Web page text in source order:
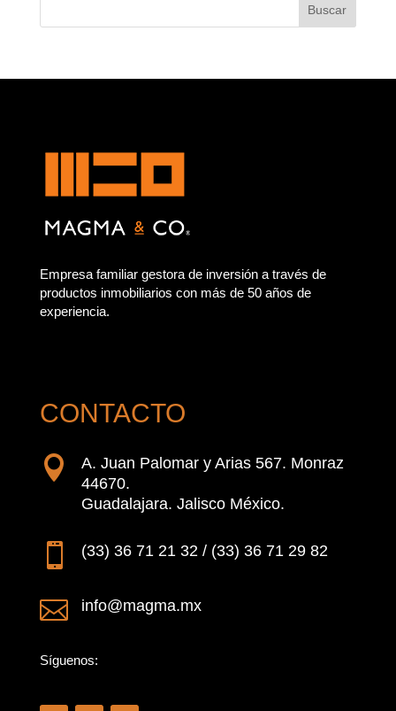
Empresa familiar gestora de inversión a través de
productos inmobiliarios con más de 50 años de
experiencia.
CONTACTO

A. Juan Palomar y Arias 567. Monraz
44670.
Guadalajara. Jalisco México.
 (33) 36 71 21 32 / (33) 36 71 29 82
 info@magma.mx
Síguenos: